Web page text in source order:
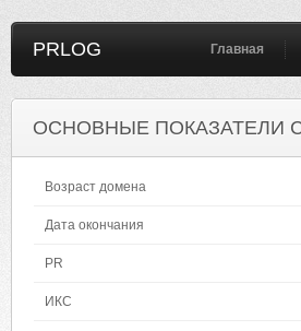
PRLOG Главная
ОСНОВНЫЕ ПОКАЗАТЕЛИ
Возраст домена
Дата окончания
PR
ИКС